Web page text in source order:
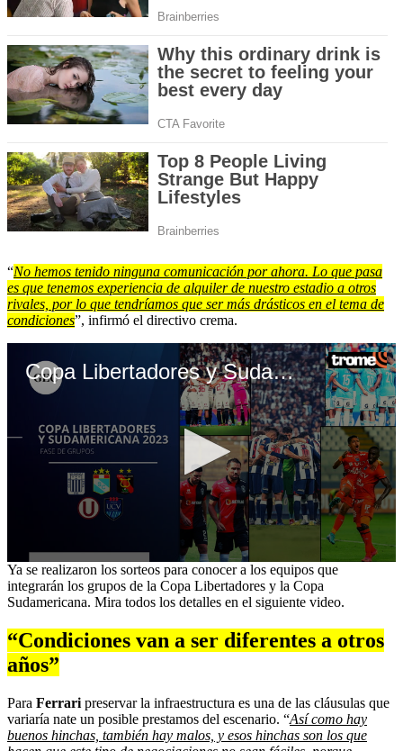
“No hemos tenido ninguna comunicación por ahora. Lo que pasa
es que tenemos experiencia de alquiler de nuestro estadio a otros
rivales, por lo que tendríamos que ser más drásticos en el tema de
condiciones”, infirmó el directivo crema.
Copa Libertadores y Sudamericana 2023: mira los grupos y el fixture de los equipos peruanos
0
seconds
of
1
minute,
30
seconds
Ya se realizaron los sorteos para conocer a los equipos que
integrarán los grupos de la Copa Libertadores y la Copa
Sudamericana. Mira todos los detalles en el siguiente video.
“Condiciones van a ser diferentes a otros
años”
Para Ferrari preservar la infraestructura es una de las cláusulas que
variaría nate un posible prestamos del escenario. “Así como hay
buenos hinchas, también hay malos, y esos hinchas son los que